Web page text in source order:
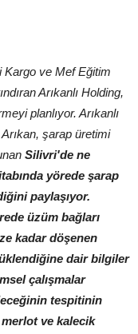
Kargo ve Mef Eğitim
Arıkanlı Holding,
planlıyor. Arıkanlı
şarap üretimi
Silivri'de ne
yörede şarap
paylaşıyor.
üzüm bağları
kadar döşenen
dair bilgiler
çalışmalar
tespitinin
ve kalecik